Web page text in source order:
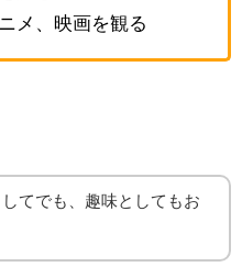
メ、映画を観る
てでも、趣味としてもお